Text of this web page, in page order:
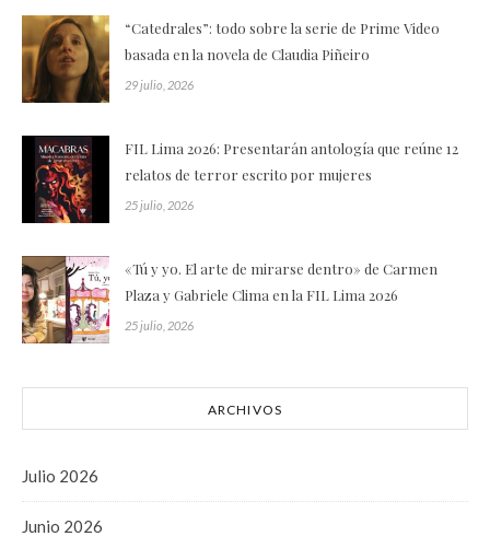
“Catedrales”: todo sobre la serie de Prime Video
basada en la novela de Claudia Piñeiro
29 julio, 2026
FIL Lima 2026: Presentarán antología que reúne 12
relatos de terror escrito por mujeres
25 julio, 2026
«Tú y yo. El arte de mirarse dentro» de Carmen
Plaza y Gabriele Clima en la FIL Lima 2026
25 julio, 2026
ARCHIVOS
Julio 2026
Junio 2026